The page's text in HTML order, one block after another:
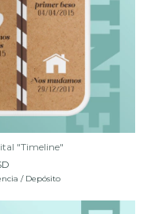
"Timeline"
/ Depósito